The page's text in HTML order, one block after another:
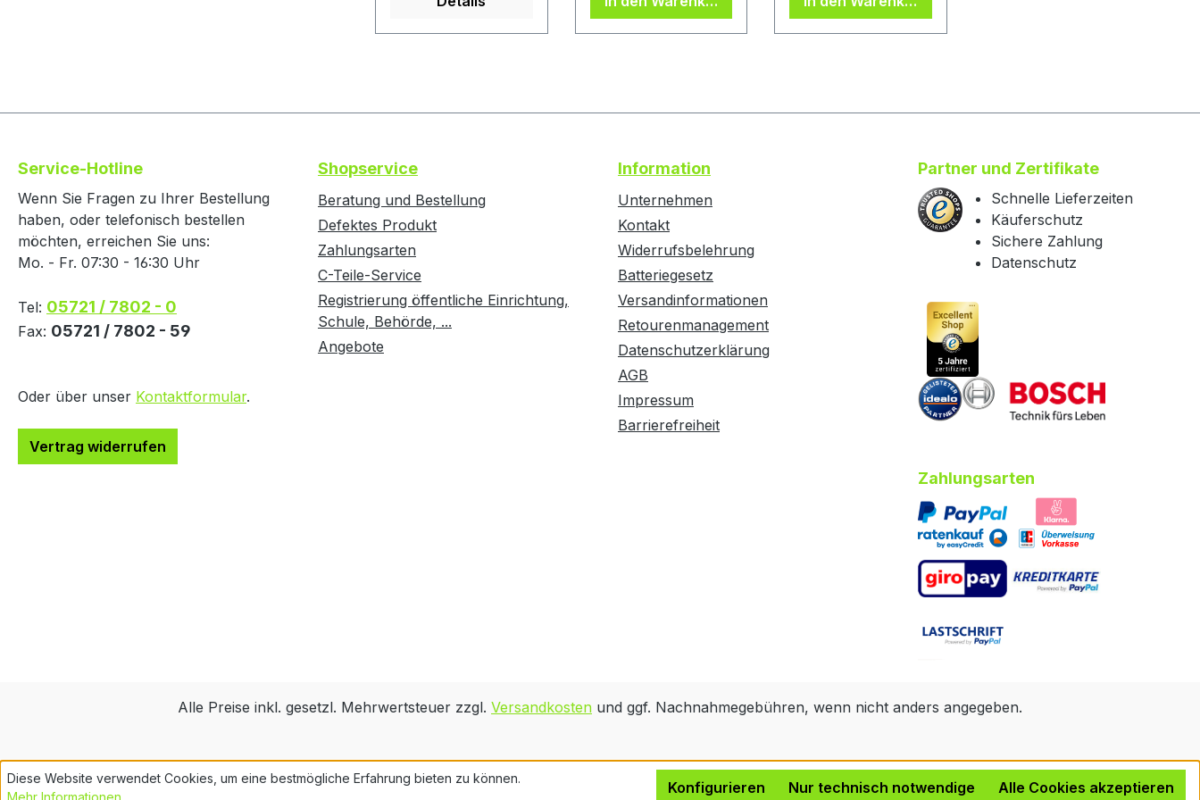
THREESPINE®-
Holz in
und ohne Werkzeug
zusammenbauen.
Alles, was Sie dazu
benötigen, sind Ihre
Hände. Die
Umbau der Möbel
erfolgt mittels Stift.
und hat ein leichtes
EigengewichtHerstell
24D, 47441 Moers,
Service-Hotline
Wenn Sie Fragen zu Ihrer Bestellung
haben, oder telefonisch bestellen
möchten, erreichen Sie uns:
Mo. - Fr. 07:30 - 16:30 Uhr
Tel: 05721 / 7802 - 0
Fax: 05721 / 7802 - 59
Oder über unser Kontaktformular.
Vertrag widerrufen
Shopservice
Beratung und Bestellung
Defektes Produkt
Zahlungsarten
C-Teile-Service
Registrierung öffentliche Einrichtung,
Schule, Behörde, ...
Angebote
Information
Unternehmen
Kontakt
Widerrufsbelehrung
Batteriegesetz
Versandinformationen
Retourenmanagement
Datenschutzerklärung
AGB
Impressum
Barrierefreiheit
Partner und Zertifikate
Schnelle Lieferzeiten
Käuferschutz
Sichere Zahlung
Datenschutz
Zahlungsarten
Alle Preise inkl. gesetzl. Mehrwertsteuer zzgl. Versandkosten und ggf. Nachnahmegebühren, wenn nicht anders angegeben.
Diese Website verwendet Cookies, um eine bestmögliche Erfahrung bieten zu können.
Mehr Informationen ...
Nur technisch notwendige
Konfigurieren Alle Cookies akzeptieren